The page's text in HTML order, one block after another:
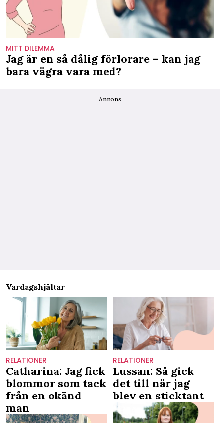
MITT DILEMMA
Jag är en så dålig förlorare – kan jag
bara vägra vara med?
Annons
Vardagshjältar
RELATIONER
Catharina: Jag fick
blommor som tack
från en okänd
man
RELATIONER
Lussan: Så gick
det till när jag
blev en sticktant